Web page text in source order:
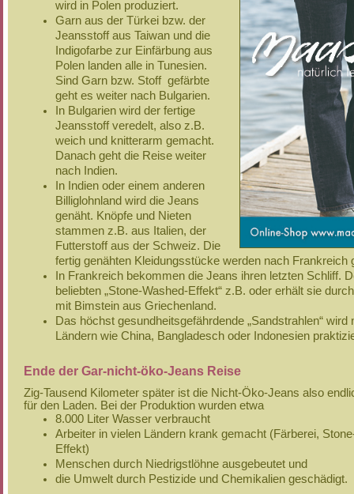
wird in Polen produziert.
Garn aus der Türkei bzw. der
Jeansstoff aus Taiwan und die
Indigofarbe zur Einfärbung aus
Polen landen alle in Tunesien.
Sind Garn bzw. Stoff gefärbte
geht es weiter nach Bulgarien.
In Bulgarien wird der fertige
Jeansstoff veredelt, also z.B.
weich und knitterarm gemacht.
Danach geht die Reise weiter
nach Indien.
In Indien oder einem anderen
Billiglohnland wird die Jeans
genäht. Knöpfe und Nieten
stammen z.B. aus Italien, der
Futterstoff aus der Schweiz. Die
fertig genähten Kleidungsstücke werden nach Frankreich
In Frankreich bekommen die Jeans ihren letzten Schliff.
beliebten „Stone-Washed-Effekt“ z.B. oder erhält sie
mit Bimstein aus Griechenland.
Das höchst gesundheitsgefährdende „Sandstrahlen“ wird
Ländern wie China, Bangladesch oder Indonesien
Ende der Gar-nicht-öko-Jeans Reise
Zig-Tausend Kilometer später ist die Nicht-Öko-Jeans also
für den Laden. Bei der Produktion wurden etwa
8.000 Liter Wasser verbraucht
Arbeiter in vielen Ländern krank gemacht (Färberei,
Effekt)
Menschen durch Niedrigstlöhne ausgebeutet und
die Umwelt durch Pestizide und Chemikalien geschädigt.